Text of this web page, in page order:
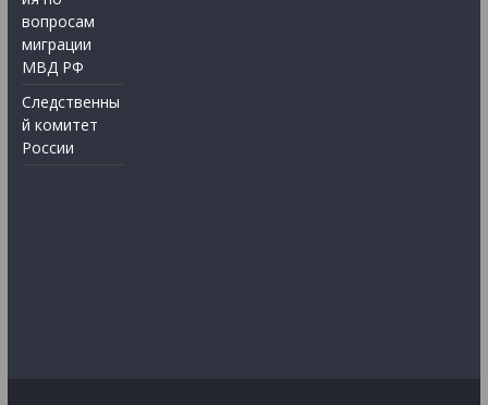
вопросам
миграции
МВД РФ
Следственны
й комитет
России